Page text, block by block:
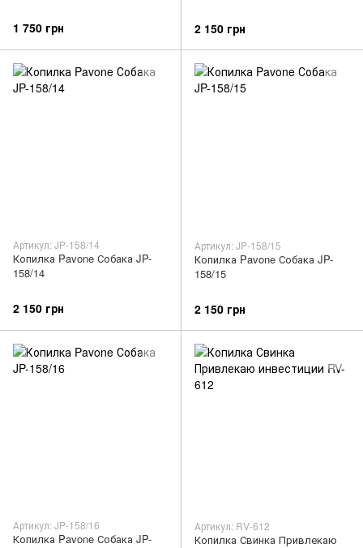
1 750 грн 2 150 грн
Артикул: JP-158/14
Копилка Pavone Собака JP-
158/14
2 150 грн
Артикул: JP-158/15
Копилка Pavone Собака JP-
158/15
2 150 грн
Артикул: JP-158/16
Копилка Pavone Собака JP-
Артикул: RV-612
Копилка Свинка Привлекаю